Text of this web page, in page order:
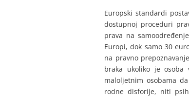
Europski standardi
dostupnoj proceduri
prava na
Europi, dok samo 30
na pravno
braka ukoliko je osoba
maloljetnim osobama
rodne disforije, niti